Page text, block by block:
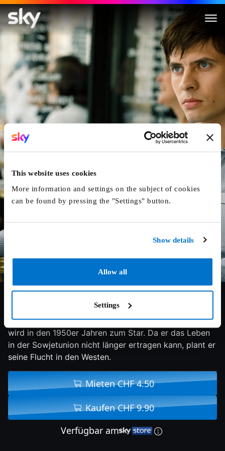
This website uses cookies
More information and settings on the subject of cookies
can be found by pressing the "Settings" button.
Show details
Allow all
Settings
Nurejew - The White Crow
6.6/10 2019 127 min Drama
Der berühmte russische Balletttänzer Rudolf Nurejew
wird in den 1950er Jahren zum Star. Da er das Leben
in der Sowjetunion nicht länger ertragen kann, plant er
seine Flucht in den Westen.
Mieten CHF 4.50
Kaufen CHF 9.90
Verfügbar am